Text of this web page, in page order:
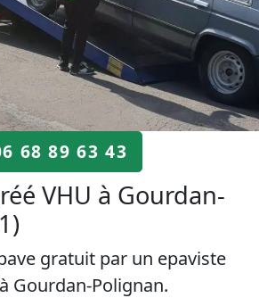
68 89 63 43
VHU à Gourdan-
gratuit par un epaviste
Gourdan-Polignan.